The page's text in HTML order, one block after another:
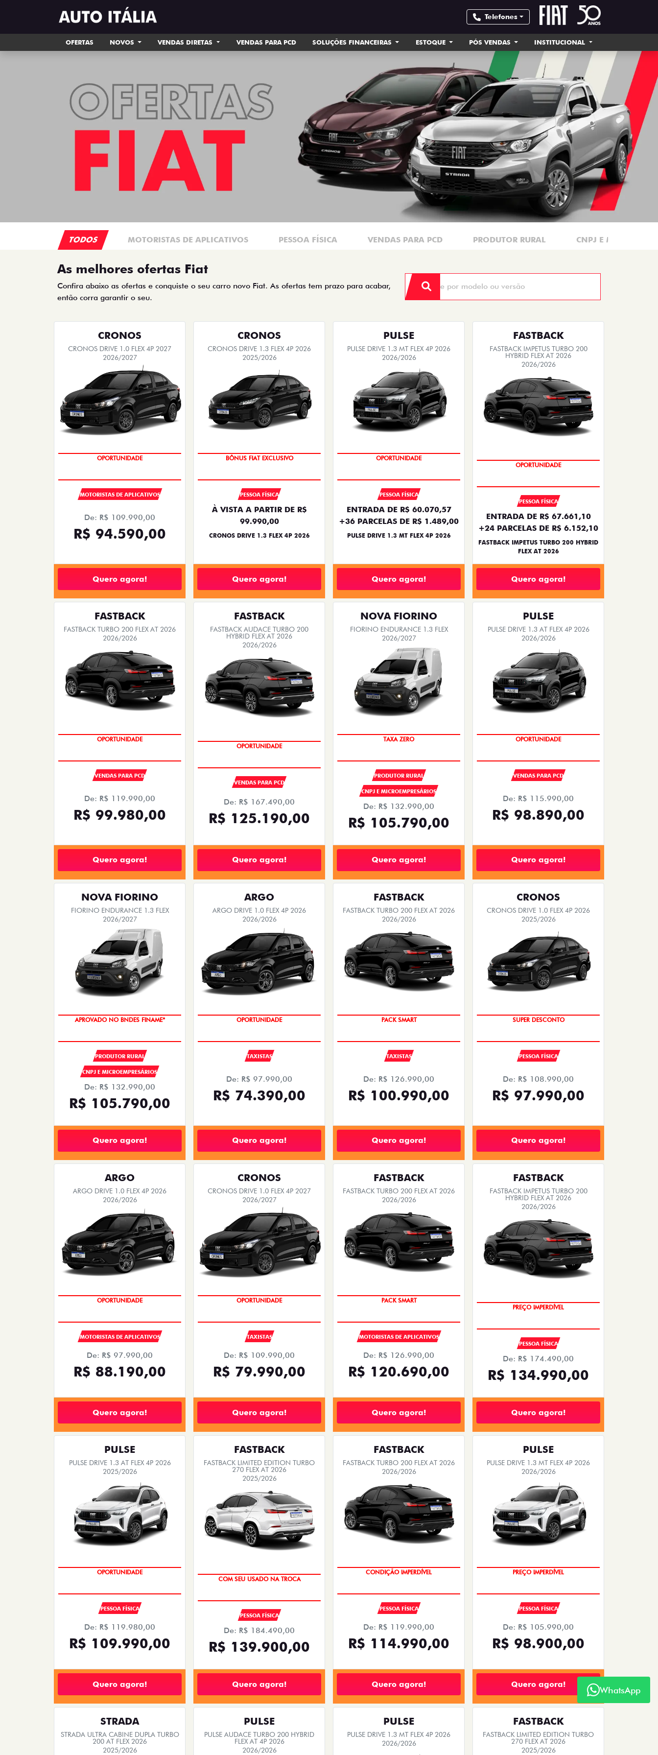
Telefones
OFERTAS NOVOS VENDAS DIRETAS VENDAS PARA PCD SOLUÇÕES FINANCEIRAS ESTOQUE PÓS VENDAS INSTITUCIONAL
TODOS MOTORISTAS DE APLICATIVOS PESSOA FÍSICA VENDAS PARA PCD PRODUTOR RURAL CNPJ E
As melhores ofertas Fiat
Confira abaixo as ofertas e conquiste o seu carro novo Fiat. As ofertas tem prazo para acabar,
então corra garantir o seu.
CRONOS
CRONOS DRIVE 1.0 FLEX 4P 2027
2026/2027
OPORTUNIDADE
MOTORISTAS DE APLICATIVOS
De: R$ 109.990,00
R$ 94.590,00
Quero agora!
CRONOS
CRONOS DRIVE 1.3 FLEX 4P 2026
2025/2026
PESSOA FÍSICA
À VISTA A PARTIR DE R$
99.990,00
CRONOS DRIVE 1.3 FLEX 4P 2026
Quero agora!
PULSE
PULSE DRIVE 1.3 MT FLEX 4P 2026
2026/2026
PESSOA FÍSICA
ENTRADA DE R$ 60.070,57
+36 PARCELAS DE R$ 1.489,00
PULSE DRIVE 1.3 MT FLEX 4P 2026
Quero agora!
FASTBACK
FASTBACK IMPETUS TURBO 200
HYBRID FLEX AT 2026
2026/2026
PESSOA FÍSICA
ENTRADA DE R$ 67.661,10
+24 PARCELAS DE R$ 6.152,10
FASTBACK IMPETUS TURBO 200 HYBRID
FLEX AT 2026
Quero agora!
FASTBACK
FASTBACK TURBO 200 FLEX AT 2026
2026/2026
OPORTUNIDADE
VENDAS PARA PCD
De: R$ 119.990,00
R$ 99.980,00
Quero agora!
FASTBACK
FASTBACK AUDACE TURBO 200
HYBRID FLEX AT 2026
2026/2026
OPORTUNIDADE
VENDAS PARA PCD
De: R$ 167.490,00
R$ 125.190,00
Quero agora!
NOVA FIORINO
FIORINO ENDURANCE 1.3 FLEX
2026/2027
TAXA ZERO
PRODUTOR RURAL
CNPJ E MICROEMPRESÁRIOS
De: R$ 132.990,00
R$ 105.790,00
Quero agora!
PULSE
PULSE DRIVE 1.3 AT FLEX 4P 2026
2026/2026
OPORTUNIDADE
VENDAS PARA PCD
De: R$ 115.990,00
R$ 98.890,00
Quero agora!
NOVA FIORINO
FIORINO ENDURANCE 1.3 FLEX
2026/2027
APROVADO NO BNDES FINAME*
PRODUTOR RURAL
CNPJ E MICROEMPRESÁRIOS
De: R$ 132.990,00
R$ 105.790,00
Quero agora!
ARGO
ARGO DRIVE 1.0 FLEX 4P 2026
2026/2026
OPORTUNIDADE
TAXISTAS
De: R$ 97.990,00
R$ 74.390,00
Quero agora!
FASTBACK
FASTBACK TURBO 200 FLEX AT 2026
2026/2026
PACK SMART
TAXISTAS
De: R$ 126.990,00
R$ 100.990,00
Quero agora!
CRONOS
CRONOS DRIVE 1.0 FLEX 4P 2026
2025/2026
PESSOA FÍSICA
De: R$ 108.990,00
R$ 97.990,00
Quero agora!
ARGO
ARGO DRIVE 1.0 FLEX 4P 2026
2026/2026
OPORTUNIDADE
MOTORISTAS DE APLICATIVOS
De: R$ 97.990,00
R$ 88.190,00
Quero agora!
CRONOS
CRONOS DRIVE 1.0 FLEX 4P 2027
2026/2027
OPORTUNIDADE
TAXISTAS
De: R$ 109.990,00
R$ 79.990,00
Quero agora!
FASTBACK
FASTBACK TURBO 200 FLEX AT 2026
2026/2026
PACK SMART
MOTORISTAS DE APLICATIVOS
De: R$ 126.990,00
R$ 120.690,00
Quero agora!
FASTBACK
FASTBACK IMPETUS TURBO 200
HYBRID FLEX AT 2026
2026/2026
PREÇO IMPERDÍVEL
PESSOA FÍSICA
De: R$ 174.490,00
R$ 134.990,00
Quero agora!
PULSE
PULSE DRIVE 1.3 AT FLEX 4P 2026
2025/2026
PESSOA FÍSICA
De: R$ 119.980,00
R$ 109.990,00
Quero agora!
FASTBACK
FASTBACK LIMITED EDITION TURBO
270 FLEX AT 2026
2025/2026
COM SEU USADO NA TROCA
PESSOA FÍSICA
De: R$ 184.490,00
R$ 139.900,00
Quero agora!
FASTBACK
FASTBACK TURBO 200 FLEX AT 2026
2026/2026
CONDIÇÃO IMPERDÍVEL
PESSOA FÍSICA
De: R$ 119.990,00
R$ 114.990,00
Quero agora!
PULSE
PULSE DRIVE 1.3 MT FLEX 4P 2026
2026/2026
PREÇO IMPERDÍVEL
PESSOA FÍSICA
De: R$ 105.990,00
R$ 98.900,00
Quero agora!
STRADA
STRADA ULTRA CABINE DUPLA TURBO
200 AT FLEX 2026
2025/2026
PULSE
PULSE AUDACE TURBO 200 HYBRID
FLEX AT 4P 2026
2026/2026
PULSE
PULSE DRIVE 1.3 MT FLEX 4P 2026
2026/2026
FASTBACK
FASTBACK LIMITED EDITION TURBO
270 FLEX AT 2026
2025/2026
WhatsApp